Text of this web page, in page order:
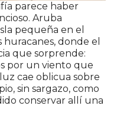
parece haber
Aruba
pequeña en el
donde el
que sorprende:
por un viento que
cae oblicua sobre
sin sargazo, como
conservar allí una